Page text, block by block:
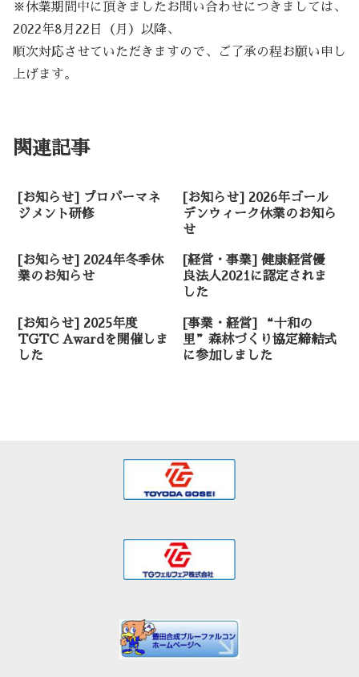
※休業期間中に頂きましたお問い合わせにつきましては、
2022年8月22日（月）以降、
順次対応させていただきますので、ご了承の程お願い申し
上げます。
関連記事
[お知らせ] プロパーマネ
ジメント研修
[お知らせ] 2026年ゴール
デンウィーク休業のお知ら
せ
[お知らせ] 2024年冬季休
業のお知らせ
[経営・事業] 健康経営優
良法人2021に認定されま
した
[お知らせ] 2025年度
TGTC Awardを開催しま
した
[事業・経営] “十和の
里”森林づくり協定締結式
に参加しました